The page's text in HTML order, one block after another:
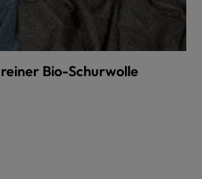
Bio-Schurwolle